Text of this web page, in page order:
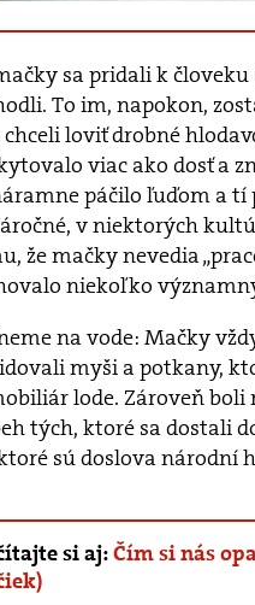
sa pridali k
To im, napokon,
loviť drobné
viac ako dosť a
páčilo ľuďom a
v niektorých
že mačky nevedia
niekoľko
na vode: Mačky
myši a potkany,
lode. Zároveň
tých, ktoré sa dostali
sú doslova národní
si aj:Čím si nás